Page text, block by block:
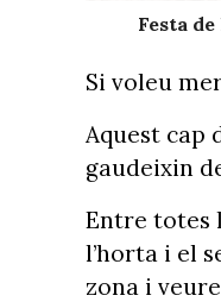
Festa
Si voleu
Aquest cap
gaudeixin
Entre totes
l’horta i el
zona i